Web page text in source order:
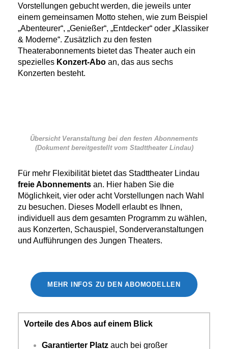
Vorstellungen gebucht werden, die jeweils unter
einem gemeinsamen Motto stehen, wie zum Beispiel
„Abenteurer“, „Genießer“, „Entdecker“ oder „Klassiker
& Moderne“. Zusätzlich zu den festen
Theaterabonnements bietet das Theater auch ein
spezielles Konzert-Abo an, das aus sechs
Konzerten besteht.
Übersicht Veranstaltung bei den festen Abonnements
(Dokument bereitgestellt vom Stadttheater Lindau)
Für mehr Flexibilität bietet das Stadttheater Lindau
freie Abonnements an. Hier haben Sie die
Möglichkeit, vier oder acht Vorstellungen nach Wahl
zu besuchen. Dieses Modell erlaubt es Ihnen,
individuell aus dem gesamten Programm zu wählen,
aus Konzerten, Schauspiel, Sonderveranstaltungen
und Aufführungen des Jungen Theaters.
MEHR INFOS ZU DEN ABOMODELLEN
Vorteile des Abos auf einem Blick
Garantierter Platz auch bei großer